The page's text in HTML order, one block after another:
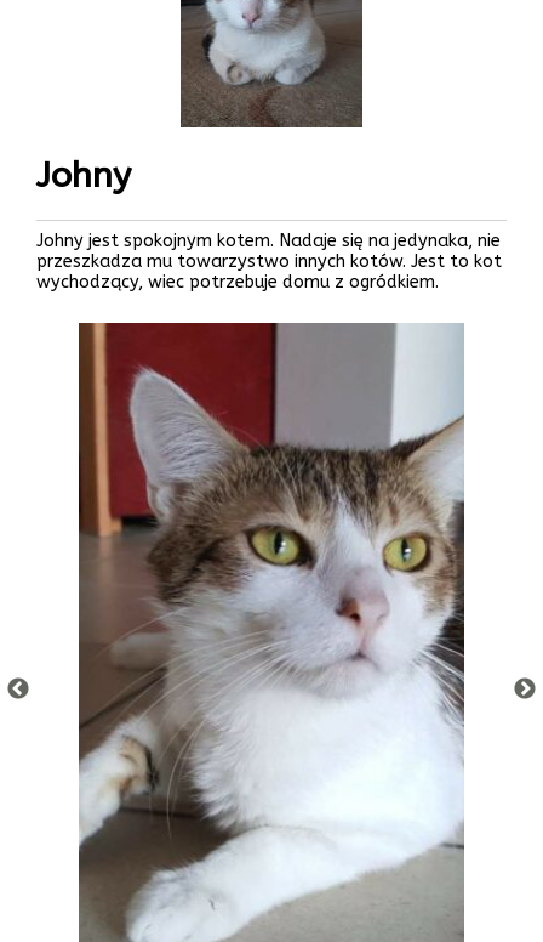
Johny
Johny jest spokojnym kotem. Nadaje się na jedynaka, nie
przeszkadza mu towarzystwo innych kotów. Jest to kot
wychodzący, wiec potrzebuje domu z ogródkiem.